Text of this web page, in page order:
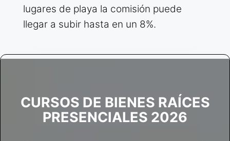
lugares de playa la comisión puede
llegar a subir hasta en un 8%.
CURSOS DE BIENES RAÍCES
PRESENCIALES 2026